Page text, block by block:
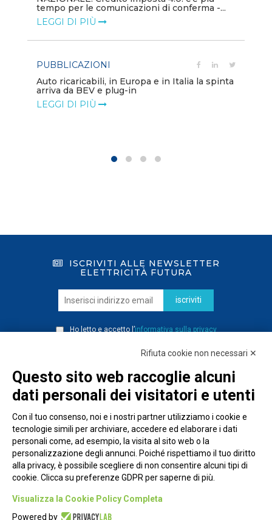
tempo per le comunicazioni di conferma -...
LEGGI DI PIÙ
PUBBLICAZIONI
Auto ricaricabili, in Europa e in Italia la spinta
arriva da BEV e plug-in
LEGGI DI PIÙ
ISCRIVITI ALLE NEWSLETTER
ELETTRICITÀ FUTURA
iscriviti
Ho letto e accetto l’informativa sulla privacy
Piazza Alessandria, 24 - 00198 Roma
Privacy Policy
Rifiuta cookie non necessari ✕
Questo sito web raccoglie alcuni
dati personali dei visitatori e utenti
Con il tuo consenso, noi e i nostri partner utilizziamo i cookie e
tecnologie simili per archiviare, accedere ed elaborare i dati
personali come, ad esempio, la visita al sito web o la
personalizzazione degli annunci. Poiché rispettiamo il tuo diritto
alla privacy, è possibile scegliere di non consentire alcuni tipi di
cookie. Clicca su preferenze GDPR per saperne di più.
Visualizza la Cookie Policy Completa
Powered by